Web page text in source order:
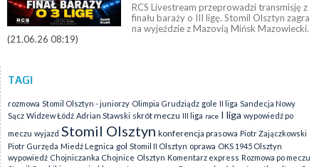
RCS Livestream przeprowadzi transmisję z
finału baraży o III ligę. Stomil Olsztyn zagra
na wyjeździe z Mazovią Mińsk Mazowiecki.
(21.06.26 08:19)
TAGI
rozmowa Stomil Olsztyn - juniorzy Olimpia Grudziądz gole II liga Sandecja Nowy
Sącz Widzew Łódź Adrian Stawski skrót meczu III liga race I liga wypowiedź po
meczu wyjazd Stomil Olsztyn konferencja prasowa Piotr Zajączkowski
Piotr Gurzęda Miedź Legnica gol Stomil II Olsztyn oprawa OKS 1945 Olsztyn
wypowiedź Chojniczanka Chojnice Olsztyn Komentarz express Rozmowa po meczu